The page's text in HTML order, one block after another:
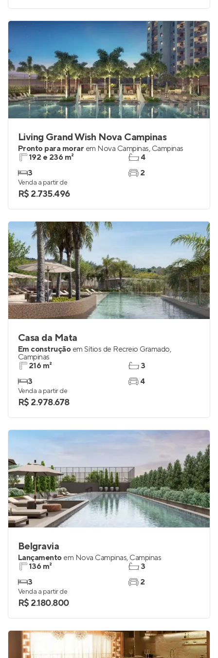
Living Grand Wish Nova Campinas
Pronto para morar em Nova Campinas, Campinas
192 e 236 m²
3
4
2
Venda a partir de
R$ 2.735.496
Casa da Mata
Em construção em Sítios de Recreio Gramado,
Campinas
216 m²
3
3
4
Venda a partir de
R$ 2.978.678
Belgravia
Lançamento em Nova Campinas, Campinas
136 m²
3
3
2
Venda a partir de
R$ 2.180.800